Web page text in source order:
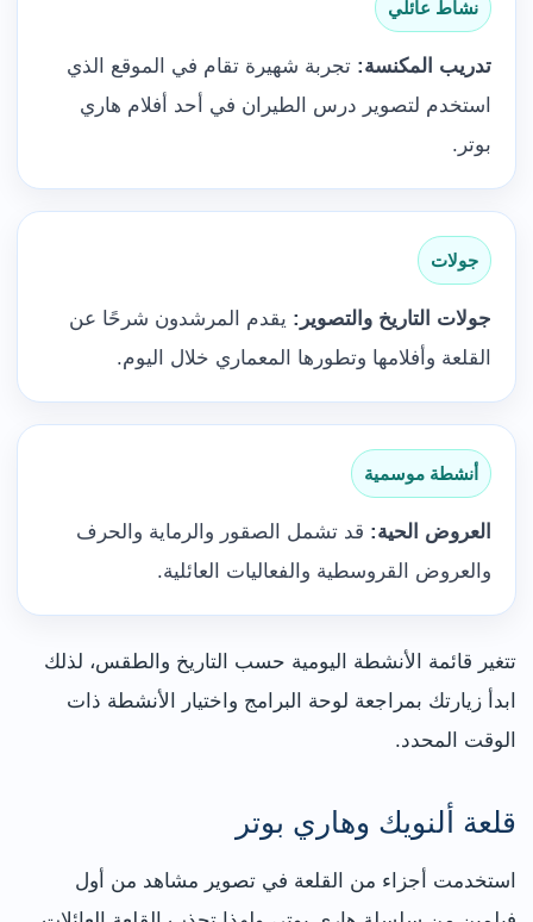
نشاط عائلي
تدريب المكنسة: تجربة شهيرة تقام في الموقع الذي
استخدم لتصوير درس الطيران في أحد أفلام هاري
بوتر.
جولات
جولات التاريخ والتصوير: يقدم المرشدون شرحًا عن
القلعة وأفلامها وتطورها المعماري خلال اليوم.
أنشطة موسمية
العروض الحية: قد تشمل الصقور والرماية والحرف
والعروض القروسطية والفعاليات العائلية.
تتغير قائمة الأنشطة اليومية حسب التاريخ والطقس، لذلك
ابدأ زيارتك بمراجعة لوحة البرامج واختيار الأنشطة ذات
الوقت المحدد.
قلعة ألنويك وهاري بوتر
استخدمت أجزاء من القلعة في تصوير مشاهد من أول